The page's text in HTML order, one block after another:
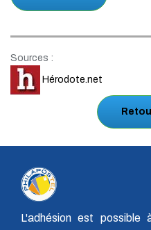
Sources :
Hérodote.net
L'adhésion est possible